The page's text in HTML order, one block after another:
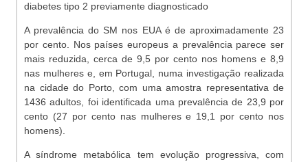
diabetes tipo 2 previamente diagnosticado
A prevalência do SM nos EUA é de aproximadamente 23
por cento. Nos países europeus a prevalência parece ser
mais reduzida, cerca de 9,5 por cento nos homens e 8,9
nas mulheres e, em Portugal, numa investigação realizada
na cidade do Porto, com uma amostra representativa de
1436 adultos, foi identificada uma prevalência de 23,9 por
cento (27 por cento nas mulheres e 19,1 por cento nos
homens).
A síndrome metabólica tem evolução progressiva, com